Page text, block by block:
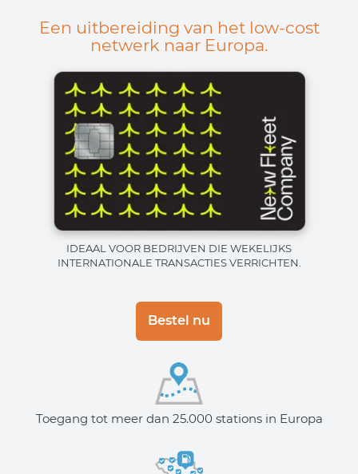
Een uitbereiding van het low-cost
netwerk naar Europa.
IDEAAL VOOR BEDRIJVEN DIE WEKELIJKS
INTERNATIONALE TRANSACTIES VERRICHTEN.
Bestel nu
Toegang tot meer dan 25.000 stations in Europa